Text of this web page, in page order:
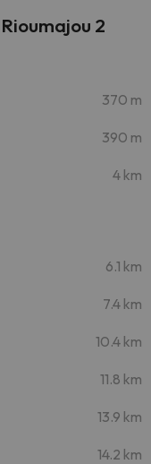
2
370 m
390 m
4 km
6.1 km
7.4 km
10.4 km
11.8 km
13.9 km
14.2 km